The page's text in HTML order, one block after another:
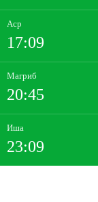
Аср
17:09
Магриб
20:45
Иша
23:09